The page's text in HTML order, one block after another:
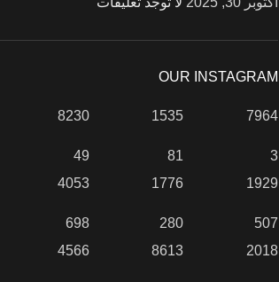
OUR INSTAGRAM
7964
3
1535
81
8230
49
1929
507
1776
280
4053
698
2018
8613
4566